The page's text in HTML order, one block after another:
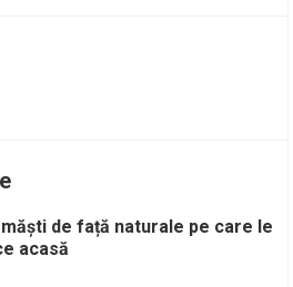
de față naturale pe care le
acasă